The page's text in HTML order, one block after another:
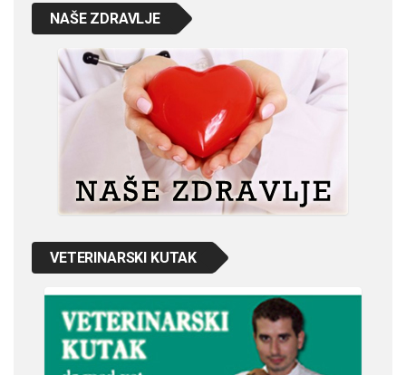
NAŠE ZDRAVLJE
VETERINARSKI KUTAK